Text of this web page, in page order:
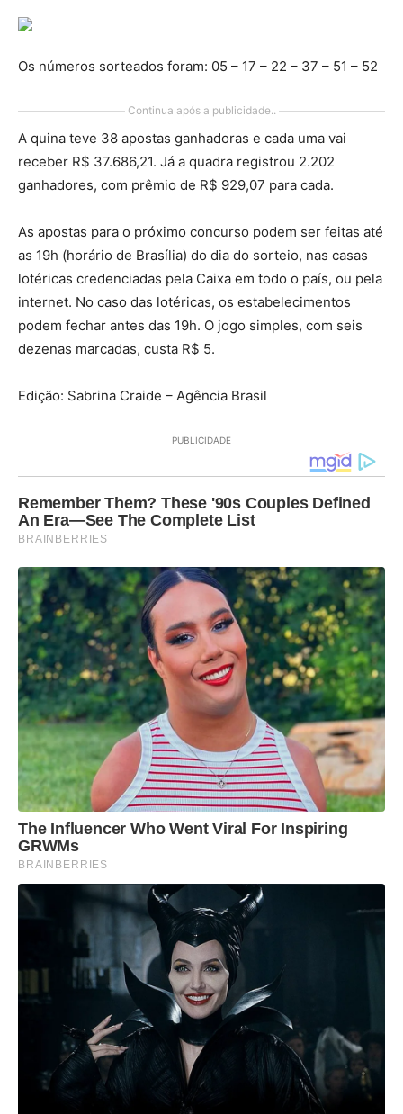
Os números sorteados foram: 05 – 17 – 22 – 37 – 51 – 52
Continua após a publicidade..
A quina teve 38 apostas ganhadoras e cada uma vai
receber R$ 37.686,21. Já a quadra registrou 2.202
ganhadores, com prêmio de R$ 929,07 para cada.
As apostas para o próximo concurso podem ser feitas até
as 19h (horário de Brasília) do dia do sorteio, nas casas
lotéricas credenciadas pela Caixa em todo o país, ou pela
internet. No caso das lotéricas, os estabelecimentos
podem fechar antes das 19h. O jogo simples, com seis
dezenas marcadas, custa R$ 5.
Edição: Sabrina Craide – Agência Brasil
PUBLICIDADE